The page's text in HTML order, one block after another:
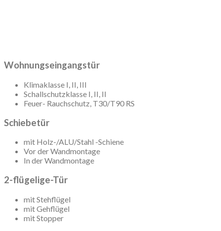
Wohnungseingangstür
Klimaklasse I, II, III
Schallschutzklasse I, II, II
Feuer- Rauchschutz, T30/T90 RS
Schiebetür
mit Holz-/ALU/Stahl -Schiene
Vor der Wandmontage
In der Wandmontage
2-flügelige-Tür
mit Stehflügel
mit Gehflügel
mit Stopper